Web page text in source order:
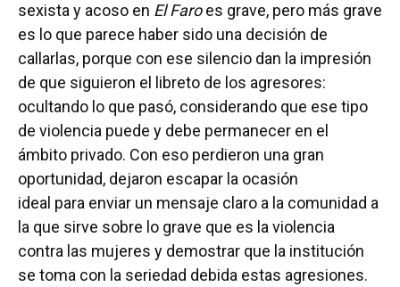
sexista y acoso en El Faroes grave, pero más grave
es lo que parece haber sido una decisión de
callarlas, porque con ese silencio dan la impresión
de que siguieron el libreto de los agresores:
ocultando lo que pasó, considerando que ese tipo
de violencia puede y debe permanecer en el
ámbito privado. Con eso perdieron una gran
oportunidad, dejaron escapar la ocasión
ideal para enviar un mensaje claro a la comunidad a
la que sirve sobre lo grave que es la violencia
contra las mujeres y demostrar que la institución
se toma con la seriedad debida estas agresiones.